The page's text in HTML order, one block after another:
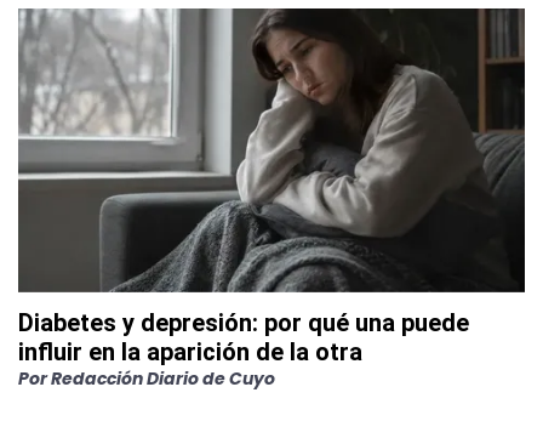
Diabetes y depresión: por qué una puede
influir en la aparición de la otra
PorRedacción Diario de Cuyo